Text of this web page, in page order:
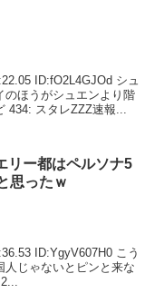
ID:fO2L4GJOd シュ
のほうがシュエンより階
434: スタレZZZ速報...
リー都はペルソナ5
思ったｗ
ID:YgyV607H0 こう
人じゃないとピンと来な